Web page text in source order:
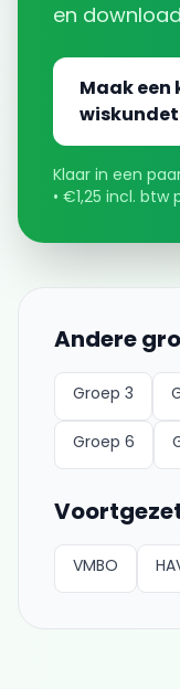
en
Maak
Klaar in een
• €1,25 incl. btw
Andere
Groep 3
Groep 6
VMBO